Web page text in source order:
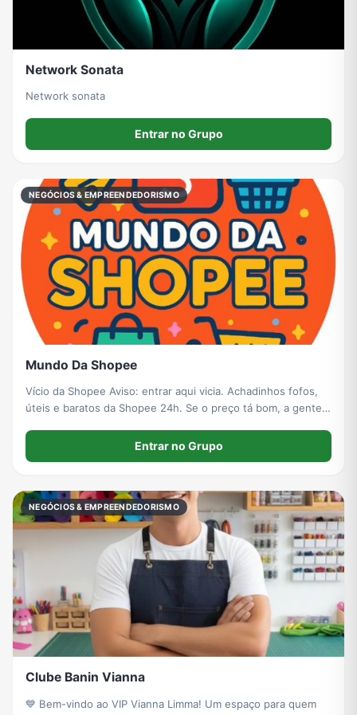
Network Sonata
Network sonata
Entrar no Grupo
NEGÓCIOS & EMPREENDEDORISMO
Mundo Da Shopee
Vício da Shopee Aviso: entrar aqui vicia. Achadinhos fofos,
úteis e baratos da Shopee 24h. Se o preço tá bom, a gente
Entrar no Grupo
NEGÓCIOS & EMPREENDEDORISMO
Clube Banin Vianna
💙 Bem-vindo ao VIP Vianna Limma! Um espaço para quem